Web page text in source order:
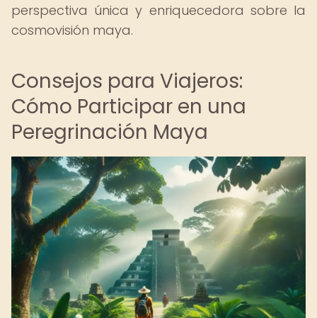
perspectiva única y enriquecedora sobre la
cosmovisión maya.
Consejos para Viajeros:
Cómo Participar en una
Peregrinación Maya